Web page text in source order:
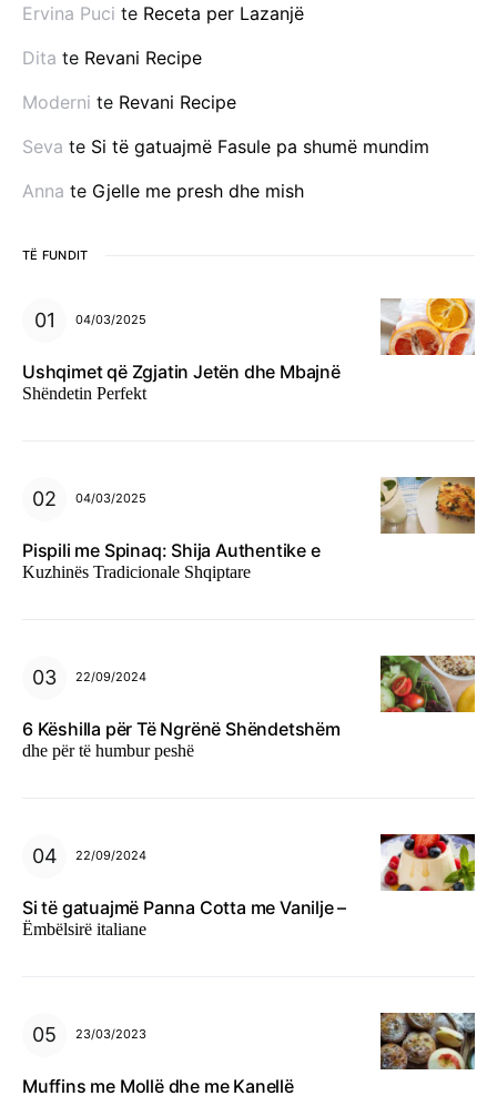
Ervina Puci te Receta per Lazanjë
Dita te Revani Recipe
Moderni te Revani Recipe
Seva te Si të gatuajmë Fasule pa shumë mundim
Anna te Gjelle me presh dhe mish
TË FUNDIT
04/03/2025
Ushqimet që Zgjatin Jetën dhe Mbajnë
Shëndetin Perfekt
04/03/2025
Pispili me Spinaq: Shija Authentike e
Kuzhinës Tradicionale Shqiptare
22/09/2024
6 Këshilla për Të Ngrënë Shëndetshëm
dhe për të humbur peshë
22/09/2024
Si të gatuajmë Panna Cotta me Vanilje –
Ëmbëlsirë italiane
23/03/2023
Muffins me Mollë dhe me Kanellë